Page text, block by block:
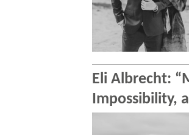
Eli Albrecht:
Impossibility,